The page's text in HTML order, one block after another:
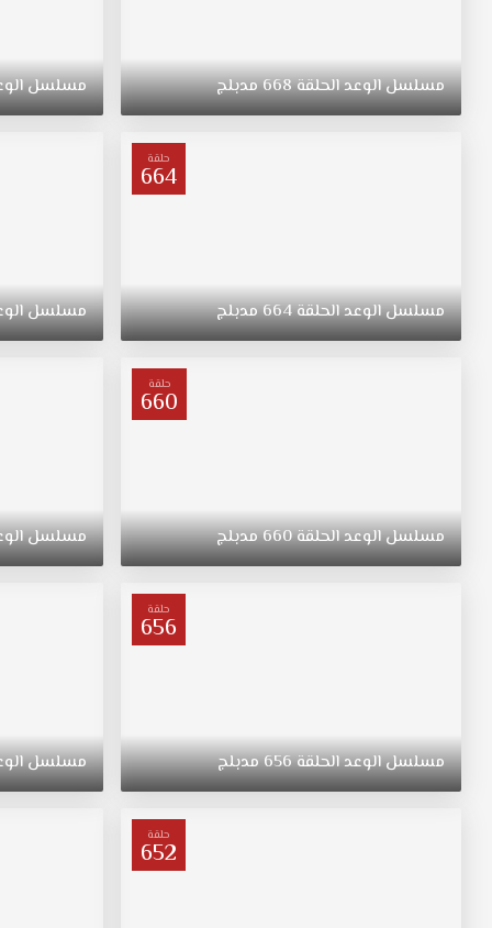
مسلسلالوعدالحلقة668مدبلج مسلسل
حلقة
664
مسلسلالوعدالحلقة664مدبلج مسلسل
حلقة
660
مسلسلالوعدالحلقة660مدبلج مسلسل
حلقة
656
مسلسلالوعدالحلقة656مدبلج مسلسل
حلقة
652